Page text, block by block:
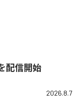
配信開始
2026.8.7